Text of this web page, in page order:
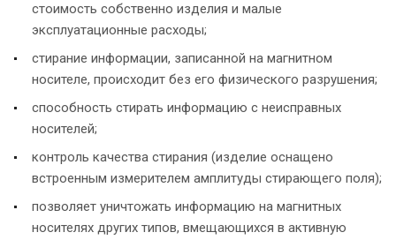
стоимость собственно изделия и малые
эксплуатационные расходы;
стирание информации, записанной на магнитном
носителе, происходит без его физического разрушения;
способность стирать информацию с неисправных
носителей;
контроль качества стирания (изделие оснащено
встроенным измерителем амплитуды стирающего поля);
позволяет уничтожать информацию на магнитных
носителях других типов, вмещающихся в активную